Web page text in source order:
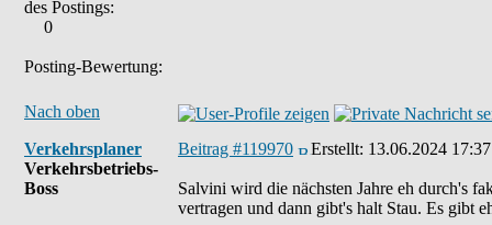
des Postings:
0
Posting-Bewertung:
Nach oben
Verkehrsplaner
Verkehrsbetriebs-
Boss
Beitrag #119970 Erstellt: 13.06.2024 17:37
Salvini wird die nächsten Jahre eh durch's
vertragen und dann gibt's halt Stau. Es gibt